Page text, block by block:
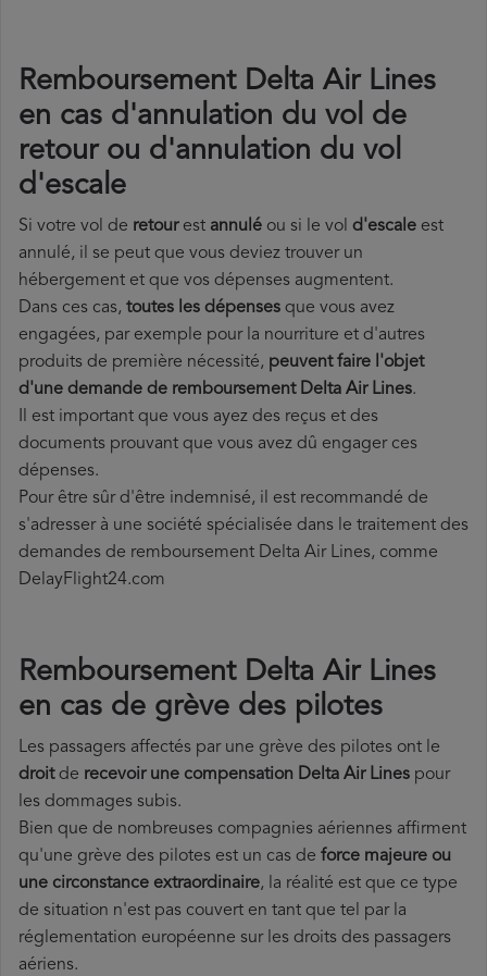
Remboursement Delta Air Lines
en cas d'annulation du vol de
retour ou d'annulation du vol
d'escale
Si votre vol de retourest annulé ou si le vol d'escale est
annulé, il se peut que vous deviez trouver un
hébergement et que vos dépenses augmentent.
Dans ces cas, toutes les dépenses que vous avez
engagées, par exemple pour la nourriture et d'autres
produits de première nécessité, peuvent faire l'objet
d'une demande de remboursement Delta Air Lines.
Il est important que vous ayez des reçus et des
documents prouvant que vous avez dû engager ces
dépenses.
Pour être sûr d'être indemnisé, il est recommandé de
s'adresser à une société spécialisée dans le traitement des
demandes de remboursement Delta Air Lines, comme
DelayFlight24.com
Remboursement Delta Air Lines
en cas de grève des pilotes
Les passagers affectés par une grève des pilotes ont le
droitde recevoir une compensation Delta Air Lines pour
les dommages subis.
Bien que de nombreuses compagnies aériennes affirment
qu'une grève des pilotes est un cas de force majeure ou
une circonstance extraordinaire, la réalité est que ce type
de situation n'est pas couvert en tant que tel par la
réglementation européenne sur les droits des passagers
aériens.